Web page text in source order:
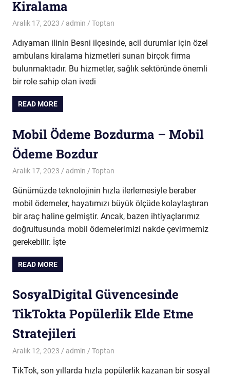
Kiralama
Aralık 17, 2023 admin Toptan
Adıyaman ilinin Besni ilçesinde, acil durumlar için özel
ambulans kiralama hizmetleri sunan birçok firma
bulunmaktadır. Bu hizmetler, sağlık sektöründe önemli
bir role sahip olan ivedi
READ MORE
Mobil Ödeme Bozdurma – Mobil
Ödeme Bozdur
Aralık 17, 2023 admin Toptan
Günümüzde teknolojinin hızla ilerlemesiyle beraber
mobil ödemeler, hayatımızı büyük ölçüde kolaylaştıran
bir araç haline gelmiştir. Ancak, bazen ihtiyaçlarımız
doğrultusunda mobil ödemelerimizi nakde çevirmemiz
gerekebilir. İşte
READ MORE
SosyalDigital Güvencesinde
TikTokta Popülerlik Elde Etme
Stratejileri
Aralık 12, 2023 admin Toptan
TikTok, son yıllarda hızla popülerlik kazanan bir sosyal